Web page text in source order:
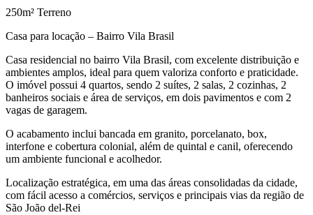
250m² Terreno
Casa para locação – Bairro Vila Brasil
Casa residencial no bairro Vila Brasil, com excelente distribuição e
ambientes amplos, ideal para quem valoriza conforto e praticidade.
O imóvel possui 4 quartos, sendo 2 suítes, 2 salas, 2 cozinhas, 2
banheiros sociais e área de serviços, em dois pavimentos e com 2
vagas de garagem.
O acabamento inclui bancada em granito, porcelanato, box,
interfone e cobertura colonial, além de quintal e canil, oferecendo
um ambiente funcional e acolhedor.
Localização estratégica, em uma das áreas consolidadas da cidade,
com fácil acesso a comércios, serviços e principais vias da região de
São João del-Rei